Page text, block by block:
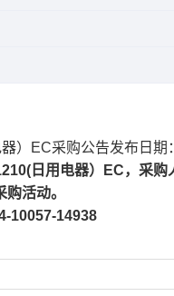
）EC采购公告发布日
日用电器）EC，采
活动。
10057-14938